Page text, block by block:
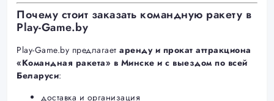
Почему стоит заказать командную ракету в
Play-Game.by
Play-Game.by предлагает аренду и прокат аттракциона
«Командная ракета» в Минске и с выездом по всей
Беларуси:
доставка и организация